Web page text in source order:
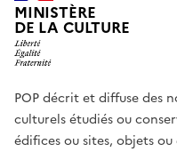
MINISTÈRE
DE LA CULTURE
POP décrit et diffuse des
culturels étudiés ou
édifices ou sites, objets